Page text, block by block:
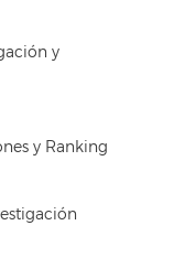
y
y Ranking